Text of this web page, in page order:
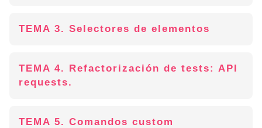
TEMA 3. Selectores de elementos
TEMA 4. Refactorización de tests: API
requests.
TEMA 5. Comandos custom